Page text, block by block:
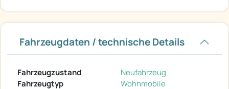
Fahrzeugdaten / technische Details
Fahrzeugzustand
Neufahrzeug
Fahrzeugtyp
Wohnmobile